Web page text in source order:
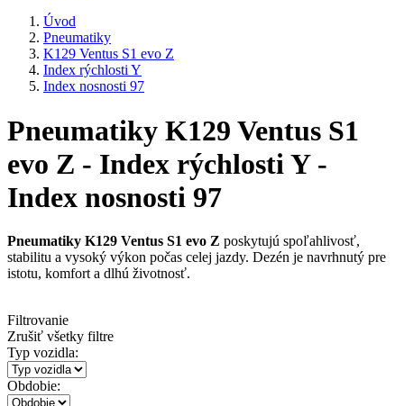
Úvod
Pneumatiky
K129 Ventus S1 evo Z
Index rýchlosti Y
Index nosnosti 97
Pneumatiky K129 Ventus S1
evo Z - Index rýchlosti Y -
Index nosnosti 97
Pneumatiky K129 Ventus S1 evo Z poskytujú spoľahlivosť,
stabilitu a vysoký výkon počas celej jazdy. Dezén je navrhnutý pre
istotu, komfort a dlhú životnosť.
Filtrovanie
Zrušiť všetky filtre
Typ vozidla:
Obdobie: